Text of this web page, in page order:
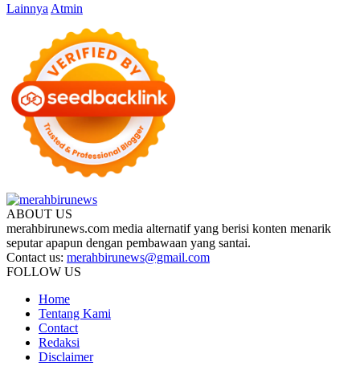
Lainnya Atmin
ABOUT US
merahbirunews.com media alternatif yang berisi konten menarik
seputar apapun dengan pembawaan yang santai.
Contact us: merahbirunews@gmail.com
FOLLOW US
Home
Tentang Kami
Contact
Redaksi
Disclaimer